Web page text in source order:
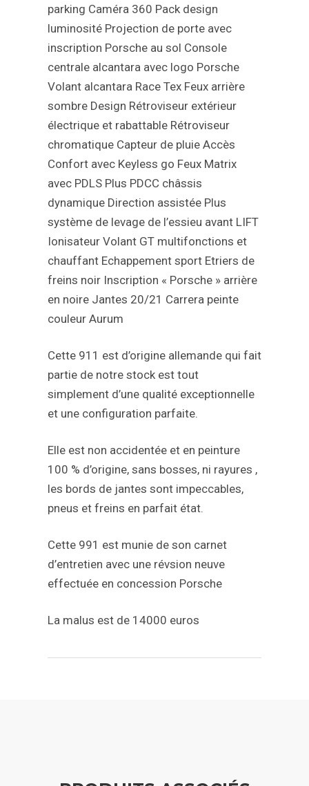
parking Caméra 360 Pack design
luminosité Projection de porte avec
inscription Porsche au sol Console
centrale alcantara avec logo Porsche
Volant alcantara Race Tex Feux arrière
sombre Design Rétroviseur extérieur
électrique et rabattable Rétroviseur
chromatique Capteur de pluie Accès
Confort avec Keyless go Feux Matrix
avec PDLS Plus PDCC châssis
dynamique Direction assistée Plus
système de levage de l’essieu avant LIFT
Ionisateur Volant GT multifonctions et
chauffant Echappement sport Etriers de
freins noir Inscription « Porsche » arrière
en noire Jantes 20/21 Carrera peinte
couleur Aurum
Cette 911 est d’origine allemande qui fait
partie de notre stock est tout
simplement d’une qualité exceptionnelle
et une configuration parfaite.
Elle est non accidentée et en peinture
100 % d’origine, sans bosses, ni rayures ,
les bords de jantes sont impeccables,
pneus et freins en parfait état.
Cette 991 est munie de son carnet
d’entretien avec une révsion neuve
effectuée en concession Porsche
La malus est de 14000 euros